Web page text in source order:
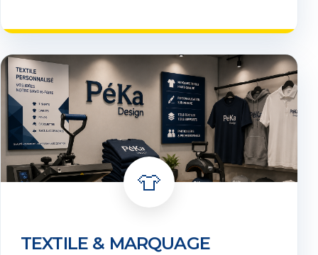
👕
TEXTILE & MARQUAGE